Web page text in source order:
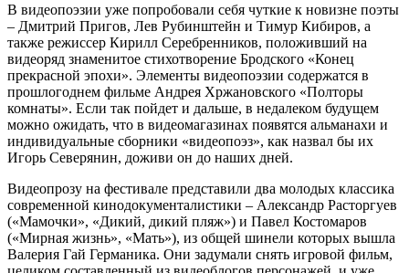
В видеопоэзии уже попробовали себя чуткие к новизне поэты
– Дмитрий Пригов, Лев Рубинштейн и Тимур Кибиров, а
также режиссер Кирилл Серебренников, положивший на
видеоряд знаменитое стихотворение Бродского «Конец
прекрасной эпохи». Элементы видеопоэзии содержатся в
прошлогоднем фильме Андрея Хржановского «Полторы
комнаты». Если так пойдет и дальше, в недалеком будущем
можно ожидать, что в видеомагазинах появятся альманахи и
индивидуальные сборники «видеопоэз», как назвал бы их
Игорь Северянин, доживи он до наших дней.
Видеопрозу на фестивале представили два молодых классика
современной кинодокументалистики – Александр Расторгуев
(«Мамочки», «Дикий, дикий пляж») и Павел Костомаров
(«Мирная жизнь», «Мать»), из общей шинели которых вышла
Валерия Гай Германика. Они задумали снять игровой фильм,